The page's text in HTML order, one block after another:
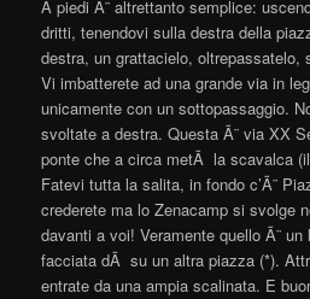
A piedi Ã¨ altrettanto semplice:
dritti, tenendovi sulla destra della
destra, un grattacielo, oltrepassatelo,
Vi imbatterete ad una grande via in
unicamente con un sottopassaggio.
svoltate a destra. Questa Ã¨ via XX
ponte che a circa metÃ la scavalca
Fatevi tutta la salita, in fondo c’Ã¨
crederete ma lo Zenacamp si svolge
davanti a voi! Veramente quello Ã¨
facciata dÃ su un altra piazza (*).
entrate da una ampia scalinata. E